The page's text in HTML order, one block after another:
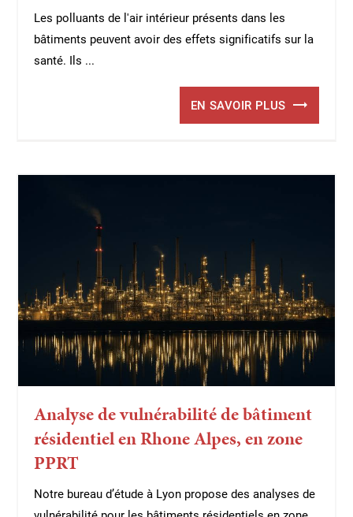
Les polluants de l'air intérieur présents dans les
bâtiments peuvent avoir des effets significatifs sur la
santé. Ils ...
EN SAVOIR PLUS
Analyse de vulnérabilité de bâtiment
résidentiel en Rhone Alpes, en zone
PPRT
Notre bureau d’étude à Lyon propose des analyses de